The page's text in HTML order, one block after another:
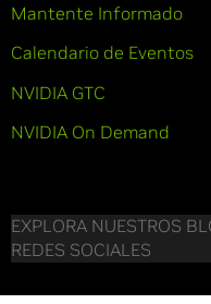
Mantente Informado
Calendario de Eventos
NVIDIA GTC
NVIDIA On Demand
EXPLORA NUESTROS
REDES SOCIALES